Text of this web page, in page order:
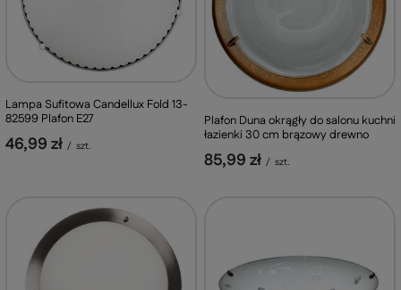
Lampa Sufitowa Candellux Fold 13-
82599 Plafon E27
46,99 zł / szt.
Plafon Duna okrągły do salonu kuchni
łazienki 30 cm brązowy drewno
85,99 zł / szt.